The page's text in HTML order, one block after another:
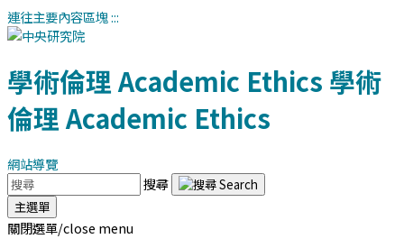
連往主要內容區塊:::
學術倫理Academic Ethics 學術
倫理Academic Ethics
網站導覽
搜尋
主選單
關閉選單/close menu